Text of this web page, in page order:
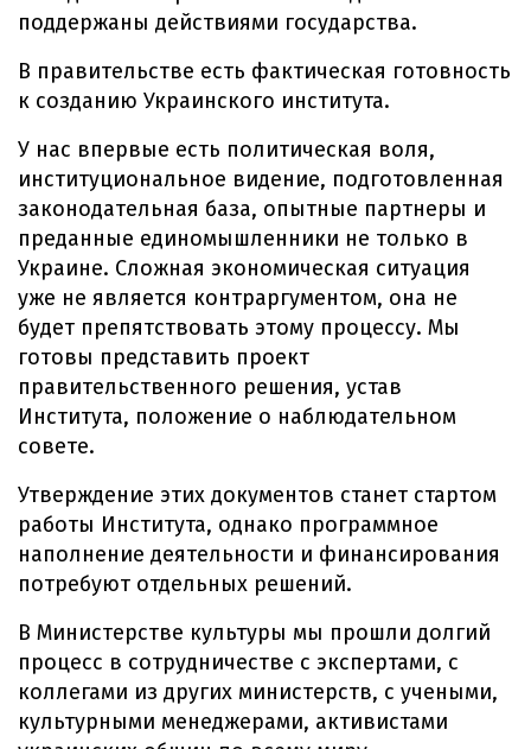
поддержаны действиями государства.
В правительстве есть фактическая готовность
к созданию Украинского института.
У нас впервые есть политическая воля,
институциональное видение, подготовленная
законодательная база, опытные партнеры и
преданные единомышленники не только в
Украине. Сложная экономическая ситуация
уже не является контраргументом, она не
будет препятствовать этому процессу. Мы
готовы представить проект
правительственного решения, устав
Института, положение о наблюдательном
совете.
Утверждение этих документов станет стартом
работы Института, однако программное
наполнение деятельности и финансирования
потребуют отдельных решений.
В Министерстве культуры мы прошли долгий
процесс в сотрудничестве с экспертами, с
коллегами из других министерств, с учеными,
культурными менеджерами, активистами